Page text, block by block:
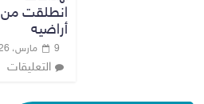
انطلقت من
أراضيه
9 مارس، 2026
التعليقات